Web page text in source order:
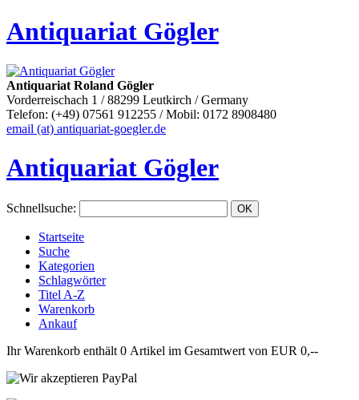
Antiquariat Gögler
Antiquariat Roland Gögler
Vorderreischach 1 / 88299 Leutkirch / Germany
Telefon: (+49) 07561 912255 / Mobil: 0172 8908480
email (at) antiquariat-goegler.de
Antiquariat Gögler
Schnellsuche:
Startseite
Suche
Kategorien
Schlagwörter
Titel A-Z
Warenkorb
Ankauf
Ihr Warenkorb enthält 0 Artikel im Gesamtwert von EUR 0,--